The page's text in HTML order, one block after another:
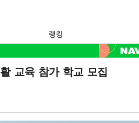
랭킹
교육 참가 학교 모집